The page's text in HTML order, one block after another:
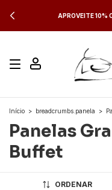
FRETE GRÁTIS NAS
Início > breadcrumbs.panela >
Panelas
Buffet
ORDENAR